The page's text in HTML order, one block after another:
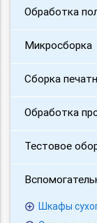
Обработка
Микросборка
Сборка
Обработка
Тестовое
Шкафы